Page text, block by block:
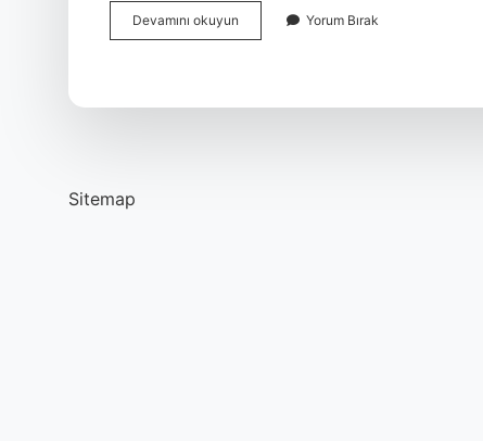
Devamını okuyun Konuşma
Ile
Yorum Bırak
Sitemap